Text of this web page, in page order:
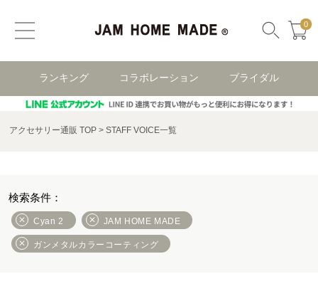
0
ランキング コラボレーション ブライダル
アクセサリー通販 TOP STAFF VOICE一覧
Cyan 2 JAM HOME MADE
ガンメタルカラーコーティング